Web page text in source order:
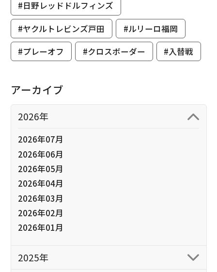
#日野レッドドルフィンズ
#ヤクルトレビンズ戸田
#ルリーロ福岡
#プレーオフ
#クロスボーダー #入替戦
アーカイブ
2026年
2026年07月
2026年06月
2026年05月
2026年04月
2026年03月
2026年02月
2026年01月
2025年